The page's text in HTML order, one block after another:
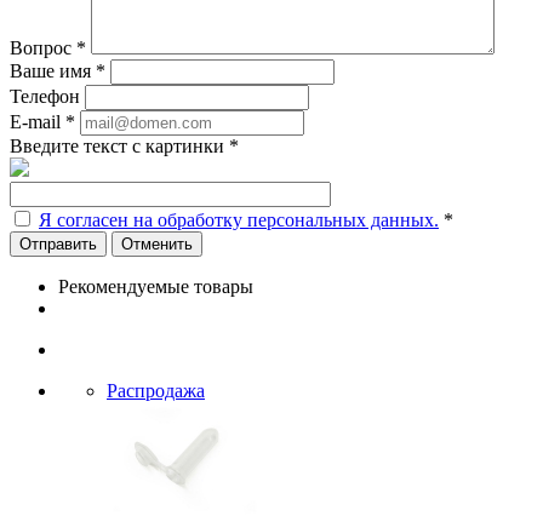
Вопрос *
Ваше имя *
Телефон
E-mail *
Введите текст с картинки *
Я согласен на обработку персональных данных. *
Отменить
Рекомендуемые товары
Распродажа